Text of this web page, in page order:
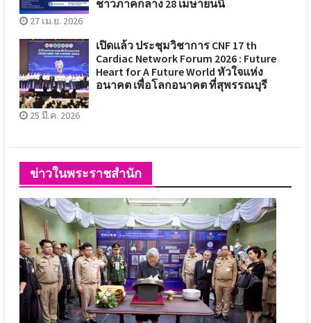
ชาวภาคกลาง 28 เมษายนนี้
27 เม.ย. 2026
เปิดแล้ว ประชุมวิชาการ CNF 17 th
Cardiac Network Forum 2026 : Future
Heart for A Future World หัวใจแห่ง
อนาคต เพื่อโลกอนาคต ที่สุพรรณบุรี
25 มี.ค. 2026
ข่าวในพระราชสำนัก